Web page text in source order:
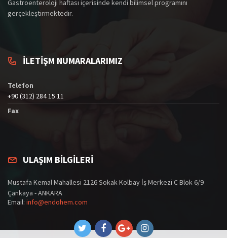
Gastroenteroloji haftası içerisinde kendi bilimsel programını
gerçekleştirmektedir.
İLETİŞM NUMARALARIMIZ
Telefon
+90 (312) 284 15 11
Fax
ULAŞIM BİLGİLERİ
Mustafa Kemal Mahallesi 2126 Sokak Kolbay İş Merkezi C Blok 6/9
Çankaya - ANKARA
Email: info@endohem.com